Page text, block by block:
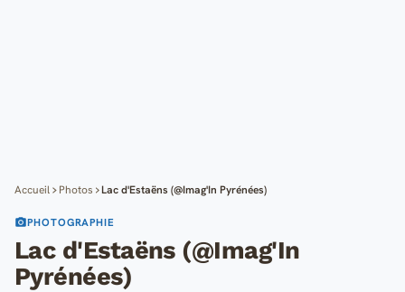
Accueil Photos Lac d'Estaëns (@Imag'In Pyrénées)
PHOTOGRAPHIE
Lac d'Estaëns (@Imag'In
Pyrénées)